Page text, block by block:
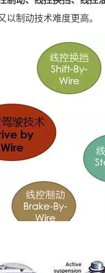
以制动技术难度更高。